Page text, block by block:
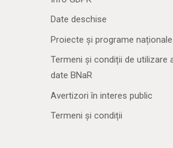
Date deschise
Proiecte și programe naționale
Termeni și condiții de utilizare
date BNaR
Avertizori în interes public
Termeni și condiții